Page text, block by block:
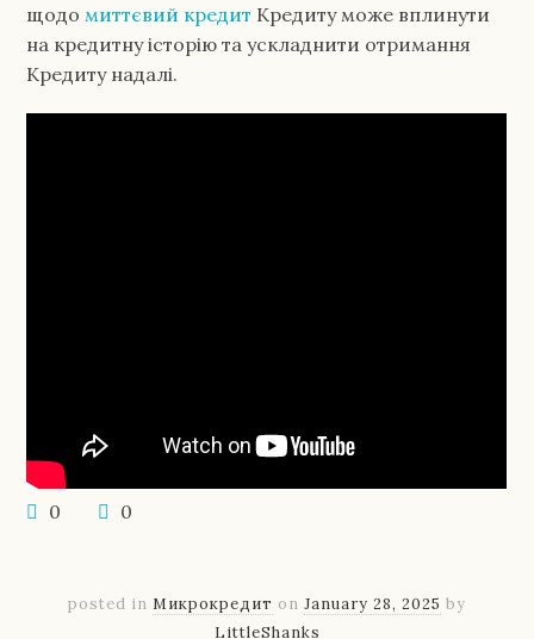
щодомиттєвий кредит Кредиту може вплинути
на кредитну історію та ускладнити отримання
Кредиту надалі.
0 0
posted in Микрокредит on January 28, 2025 by
LittleShanks